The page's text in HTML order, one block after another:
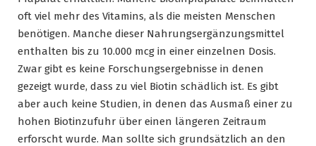
oft viel mehr des Vitamins, als die meisten Menschen
benötigen. Manche dieser Nahrungsergänzungsmittel
enthalten bis zu 10.000 mcg in einer einzelnen Dosis.
Zwar gibt es keine Forschungsergebnisse in denen
gezeigt wurde, dass zu viel Biotin schädlich ist. Es gibt
aber auch keine Studien, in denen das Ausmaß einer zu
hohen Biotinzufuhr über einen längeren Zeitraum
erforscht wurde. Man sollte sich grundsätzlich an den